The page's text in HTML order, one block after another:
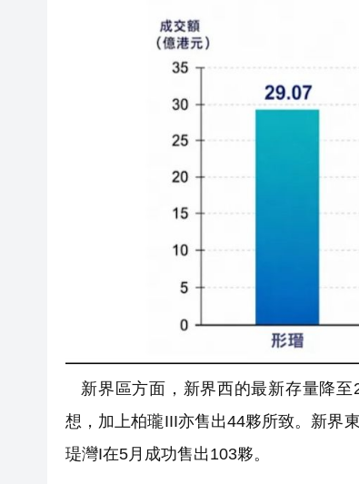
新界區方面，新界西的最新存量降至
想，加上柏瓏III亦售出44夥所致。新界
瑅灣I在5月成功售出103夥。